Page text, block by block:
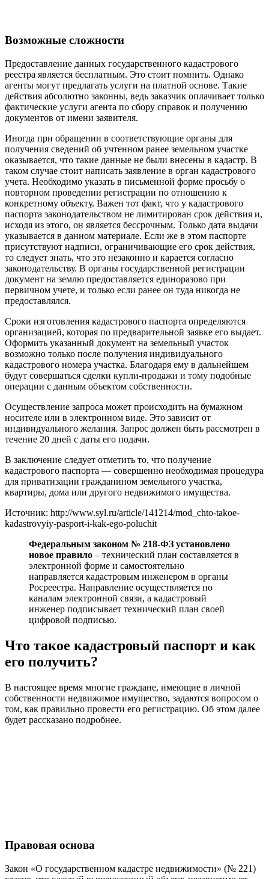
Возможные сложности
Предоставление данных государственного кадастрового
реестра является бесплатным. Это стоит помнить. Однако
агенты могут предлагать услуги на платной основе. Такие
действия абсолютно законны, ведь заказчик оплачивает только
фактические услуги агента по сбору справок и получению
документов от имени заявителя.
Иногда при обращении в соответствующие органы для
получения сведений об учтенном ранее земельном участке
оказывается, что такие данные не были внесены в кадастр. В
таком случае стоит написать заявление в орган кадастрового
учета. Необходимо указать в письменной форме просьбу о
повторном проведении регистрации по отношению к
конкретному объекту. Важен тот факт, что у кадастрового
паспорта законодательством не лимитирован срок действия и,
исходя из этого, он является бессрочным. Только дата выдачи
указывается в данном материале. Если же в этом паспорте
присутствуют надписи, ограничивающие его срок действия,
то следует знать, что это незаконно и карается согласно
законодательству. В органы государственной регистрации
документ на землю предоставляется единоразово при
первичном учете, и только если ранее он туда никогда не
предоставлялся.
Сроки изготовления кадастрового паспорта определяются
организацией, которая по предварительной заявке его выдает.
Оформить указанный документ на земельный участок
возможно только после получения индивидуального
кадастрового номера участка. Благодаря ему в дальнейшем
будут совершаться сделки купли-продажи и тому подобные
операции с данным объектом собственности.
Осуществление запроса может происходить на бумажном
носителе или в электронном виде. Это зависит от
индивидуального желания. Запрос должен быть рассмотрен в
течение 20 дней с даты его подачи.
В заключение следует отметить то, что получение
кадастрового паспорта — совершенно необходимая процедура
для приватизации гражданином земельного участка,
квартиры, дома или другого недвижимого имущества.
Источник: http://www.syl.ru/article/141214/mod_chto-takoe-
kadastrovyiy-pasport-i-kak-ego-poluchit
Федеральным законом № 218-ФЗ установлено
новое правило – технический план составляется в
электронной форме и самостоятельно
направляется кадастровым инженером в органы
Росреестра. Направление осуществляется по
каналам электронной связи, а кадастровый
инженер подписывает технический план своей
цифровой подписью.
Что такое кадастровый паспорт и как
его получить?
В настоящее время многие граждане, имеющие в личной
собственности недвижимое имущество, задаются вопросом о
том, как правильно провести его регистрацию. Об этом далее
будет рассказано подробнее.
Правовая основа
Закон «О государственном кадастре недвижимости» (№ 221)